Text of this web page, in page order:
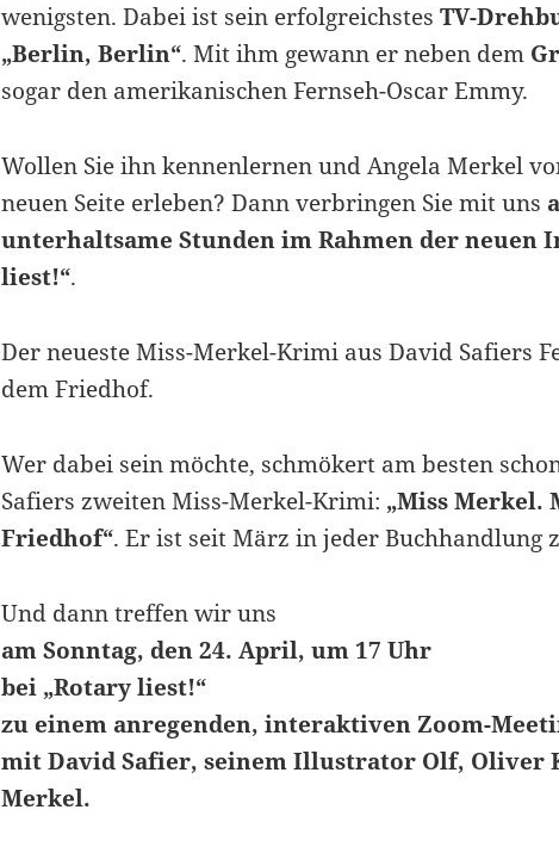
wenigsten. Dabei ist sein erfolgreichstesTV-
„Berlin, Berlin“. Mit ihm gewann er neben dem
sogar den amerikanischen Fernseh-Oscar Emmy.
Wollen Sie ihn kennenlernen und Angela Merkel
neuen Seite erleben? Dann verbringen Sie mit uns
unterhaltsame Stunden im Rahmen der neuen
liest!“.
Der neueste Miss-Merkel-Krimi aus David Safiers
dem Friedhof.
Wer dabei sein möchte, schmökert am besten
Safiers zweiten Miss-Merkel-Krimi: „Miss Merkel.
Friedhof“. Er ist seit März in jeder Buchhandlung
Und dann treffen wir uns
am Sonntag, den 24. April, um 17 Uhr
bei „Rotary liest!“
zu einem anregenden, interaktiven Zoom-
mit David Safier, seinem Illustrator Olf, Oliver
Merkel.